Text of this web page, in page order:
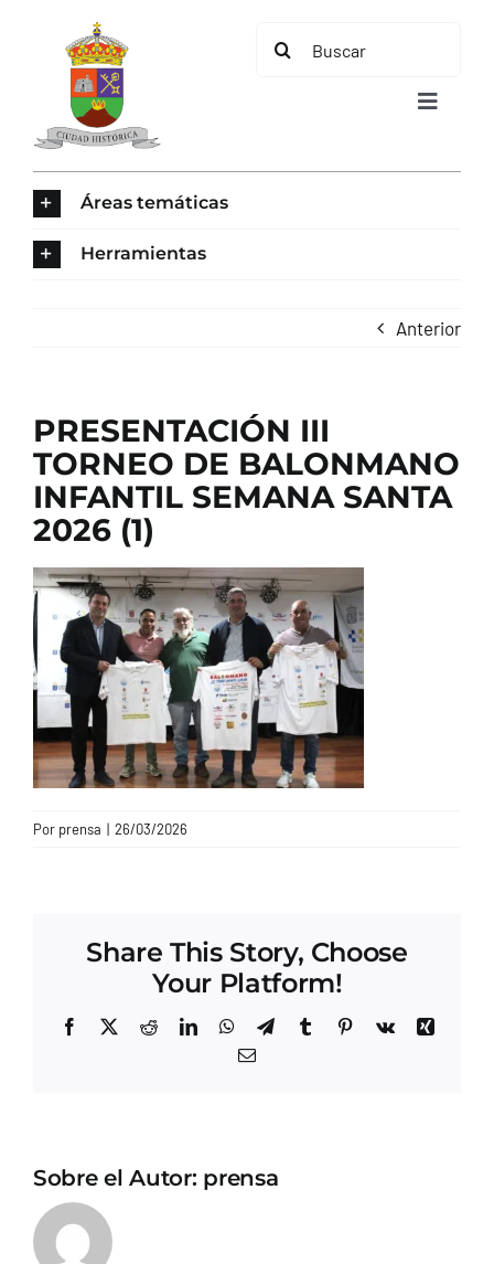
contenido
Buscar:
Toggle
TURISMO
CONTACTO
Áreas temáticas
Herramientas
Anterior
PRESENTACIÓN III
TORNEO DE BALONMANO
INFANTIL SEMANA SANTA
2026 (1)
Por prensa | 26/03/2026
Share This Story, Choose
Your Platform!
Facebook
X RedditLinkedInWhatsApp
TelegramTumblrPinterest
Vk
Xing
Correo
Sobre el Autor: prensa